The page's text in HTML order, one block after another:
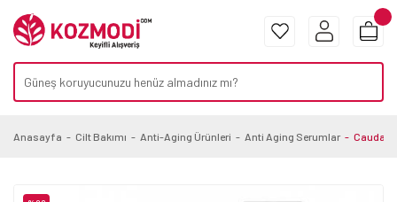
Anasayfa Cilt Bakımı Anti-Aging Ürünleri Anti Aging Serumlar